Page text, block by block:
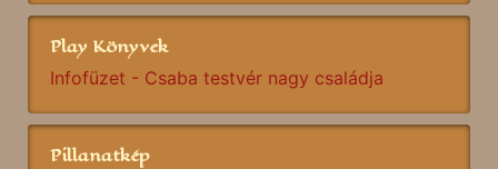
Play Könyvek
Infofüzet - Csaba testvér nagy családja
Pillanatkép